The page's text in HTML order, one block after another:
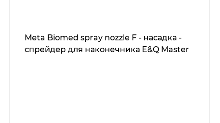
Meta Biomed spray nozzle F - насадка -
спрейдер для наконечника E&Q Master